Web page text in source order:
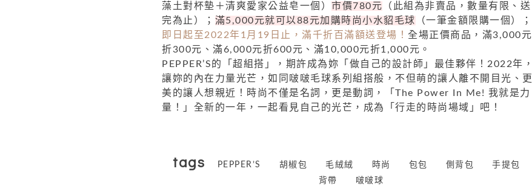
藻土對杯墊＋清爽愛家公益皂一個） 市價780元 （此組為非賣品，數量有限、送
完為止）； 滿5,000元就可以88元加購時尚小水貂毛球 （一筆金額限購一個）；
即日起至2022年1月19日止，滿千折百滿額送登場！ 全場正價商品，滿3,000元
折300元、滿6,000元折600元、滿10,000元折1,000元。
PEPPER’S的「超組搭」，期許成為妳「做自己的設計師」最佳夥伴！2022年，
讓妳的內在力量光芒，如同啵啵毛球系列組搭般，不但萌的讓人離不開目光、更
美的讓人想親近！時尚不僅是名詞，更是動詞，
「The Power In Me! 我就是力
量！」全新的一年，一起看見自己的光芒，成為「行走的時尚場域」吧！
tags PEPPER’S 胡椒包 毛絨絨 時尚 包包 側背包
手提包
背帶
啵啵球